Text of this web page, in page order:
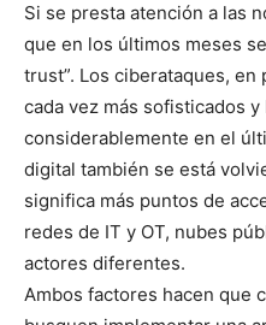
Si se presta atención a las
que en los últimos meses
trust”. Los ciberataques,
cada vez más sofisticados y
considerablemente en el
digital también se está
significa más puntos de
redes de IT y OT, nubes
actores diferentes.
Ambos factores hacen que